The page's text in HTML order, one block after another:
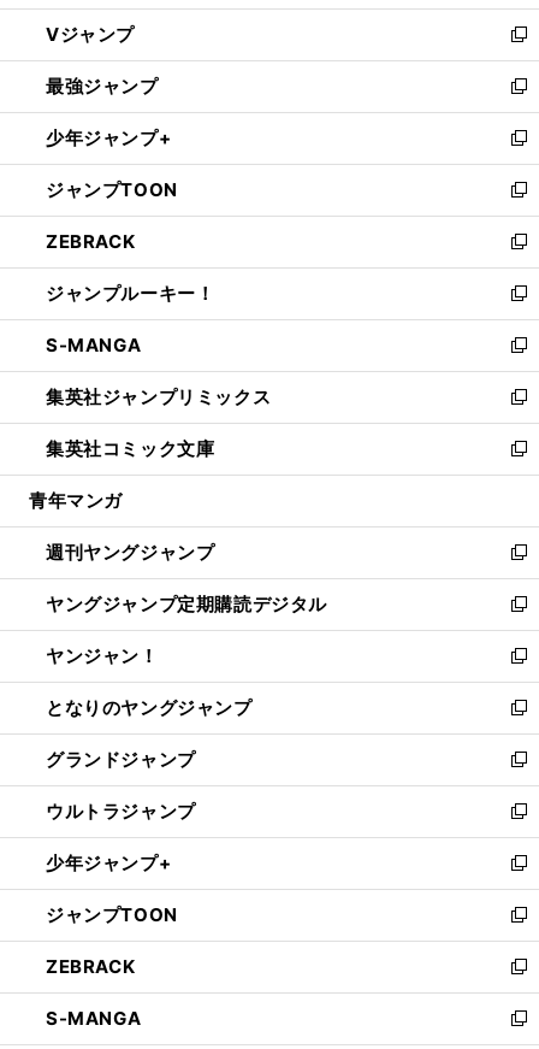
ウ
ィ
ン
ド
ウ
で
開
く
し
い
ウ
ィ
ン
ド
ウ
で
開
く
Vジャンプ
新
し
い
ウ
ィ
ン
ド
ウ
で
開
く
最強ジャンプ
新
し
い
ウ
ィ
ン
ド
ウ
で
開
く
少年ジャンプ+
新
し
い
ウ
ィ
ン
ド
ウ
で
開
く
ジャンプTOON
新
し
い
ウ
ィ
ン
ド
ウ
で
開
く
ZEBRACK
新
し
い
ウ
ィ
ン
ド
ウ
で
開
ジャンプルーキー！
新
し
い
ウ
ィ
ン
ド
ウ
開
く
S-MANGA
新
し
い
ウ
ィ
ン
ウ
で
開
く
集英社ジャンプリミックス
新
し
い
ウ
ン
ド
ウ
で
開
く
集英社コミック文庫
新
し
ウ
ィ
ン
ド
ウ
で
開
く
青年マンガ
週刊ヤングジャンプ
新
し
い
ウ
ィ
ン
ド
ウ
で
開
く
ヤングジャンプ定期購読デジタル
新
し
い
ウ
ィ
ン
ド
ウ
で
開
く
ヤンジャン！
新
し
い
ウ
ィ
ン
ド
ウ
で
開
く
となりのヤングジャンプ
新
し
い
ウ
ィ
ン
ド
ウ
で
開
く
グランドジャンプ
新
し
い
ウ
ィ
ン
ド
ウ
で
開
く
ウルトラジャンプ
新
し
い
ウ
ィ
ン
ド
ウ
で
開
少年ジャンプ+
新
し
い
ウ
ィ
ン
ド
ジャンプTOON
新
し
い
ウ
ィ
ZEBRACK
新
し
い
S-MANGA
新